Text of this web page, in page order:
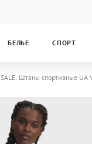
БЕЛЬЕ СПОРТ
SALE: Штаны спортивные